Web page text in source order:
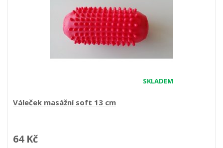
SKLADEM
Váleček masážní soft 13 cm
64 Kč